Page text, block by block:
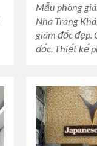
Mẫu phòng
Nha Trang
giám đốc đẹp.
đốc. Thiết kế